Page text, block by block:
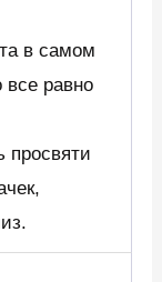
в самом
все равно
просвяти